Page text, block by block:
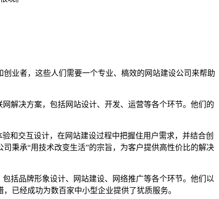
业者，这些人们需要一个专业、槁效的网站建设公司来帮助
解决方案，包括网站设计、开发、运营等各个环节。他们的
和交互设计，在网站建设过程中把握住用户需求，并结合创
秉承“用技术改变生活”的宗旨，为客户提供高性价比的解决
括品牌形象设计、网站建设、网络推广等各个环节。他们以
已经成功为数百家中小型企业提供了犹质服务。